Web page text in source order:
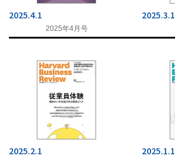
2025.4.1
2025年4月号
2025.3.1
2025.2.1 2025.1.1